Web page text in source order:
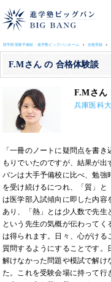
医学部受験予備校・進学塾ビッグバンホーム 合格実績
F.Mさん の 合格体験談
F.Mさん
兵庫医科
「一冊のノートに疑問点を書
もりでいたのですが、結果が
バンは大手予備校に比べ、勉強
を受け続けるにつれ、「質」と
は医学部入試傾向に即した内容
あり、「熱」とは少人数で先生
という先生の気概が伝わってく
は得られます。日々、心がける
質問するようにすることです。
解けなかった問題や模試で解け
た。これを受験会場に持って行